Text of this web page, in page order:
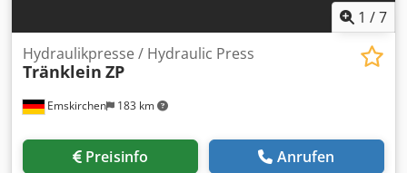
1 /7
Emskirchen 183 km
Hydraulikpresse / Hydraulic Press
Tränklein ZP
Preisinfo Anrufen